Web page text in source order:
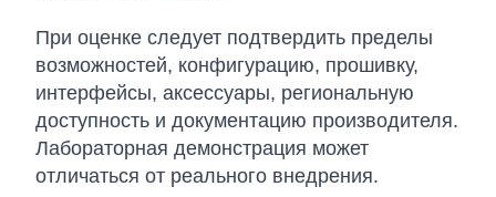
При оценке следует подтвердить пределы
возможностей, конфигурацию, прошивку,
интерфейсы, аксессуары, региональную
доступность и документацию производителя.
Лабораторная демонстрация может
отличаться от реального внедрения.